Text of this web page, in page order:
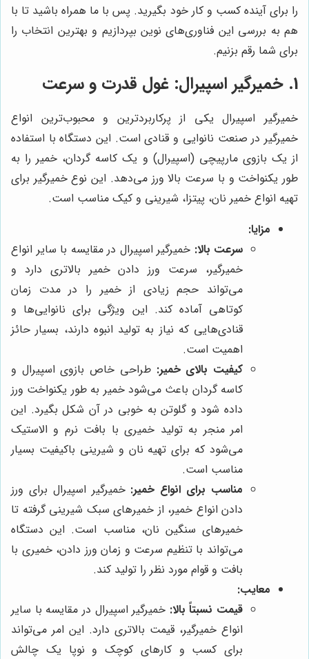
را برای آینده کسب و کار خود بگیرید. پس با ما همراه باشید تا با
هم به بررسی این فناوری‌های نوین بپردازیم و بهترین انتخاب را
برای شما رقم بزنیم.
1. خمیرگیر اسپیرال: غول قدرت و سرعت
خمیرگیر اسپیرال یکی از پرکاربردترین و محبوب‌ترین انواع
خمیرگیر در صنعت نانوایی و قنادی است. این دستگاه با استفاده
از یک بازوی مارپیچی (اسپیرال) و یک کاسه گردان، خمیر را به
طور یکنواخت و با سرعت بالا ورز می‌دهد. این نوع خمیرگیر برای
تهیه انواع خمیر نان، پیتزا، شیرینی و کیک مناسب است.
مزایا:
سرعت بالا: خمیرگیر اسپیرال در مقایسه با سایر انواع
خمیرگیر، سرعت ورز دادن خمیر بالاتری دارد و
می‌تواند حجم زیادی از خمیر را در مدت زمان
کوتاهی آماده کند. این ویژگی برای نانوایی‌ها و
قنادی‌هایی که نیاز به تولید انبوه دارند، بسیار حائز
اهمیت است.
کیفیت بالای خمیر: طراحی خاص بازوی اسپیرال و
کاسه گردان باعث می‌شود خمیر به طور یکنواخت ورز
داده شود و گلوتن به خوبی در آن شکل بگیرد. این
امر منجر به تولید خمیری با بافت نرم و الاستیک
می‌شود که برای تهیه نان و شیرینی باکیفیت بسیار
مناسب است.
مناسب برای انواع خمیر: خمیرگیر اسپیرال برای ورز
دادن انواع خمیر، از خمیرهای سبک شیرینی گرفته تا
خمیرهای سنگین نان، مناسب است. این دستگاه
می‌تواند با تنظیم سرعت و زمان ورز دادن، خمیری با
بافت و قوام مورد نظر را تولید کند.
معایب:
قیمت نسبتاً بالا: خمیرگیر اسپیرال در مقایسه با سایر
انواع خمیرگیر، قیمت بالاتری دارد. این امر می‌تواند
برای کسب و کارهای کوچک و نوپا یک چالش